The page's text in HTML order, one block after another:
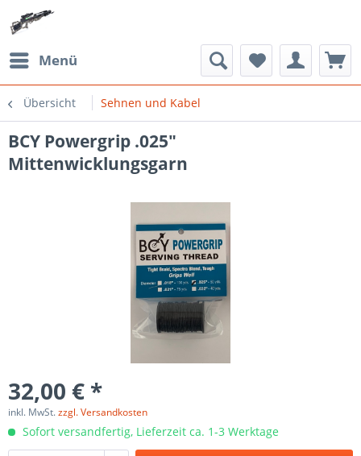
Menü
Übersicht Sehnen und Kabel
BCY Powergrip .025"
Mittenwicklungsgarn
32,00 € *
inkl. MwSt.zzgl. Versandkosten
Sofort versandfertig, Lieferzeit ca. 1-3 Werktage